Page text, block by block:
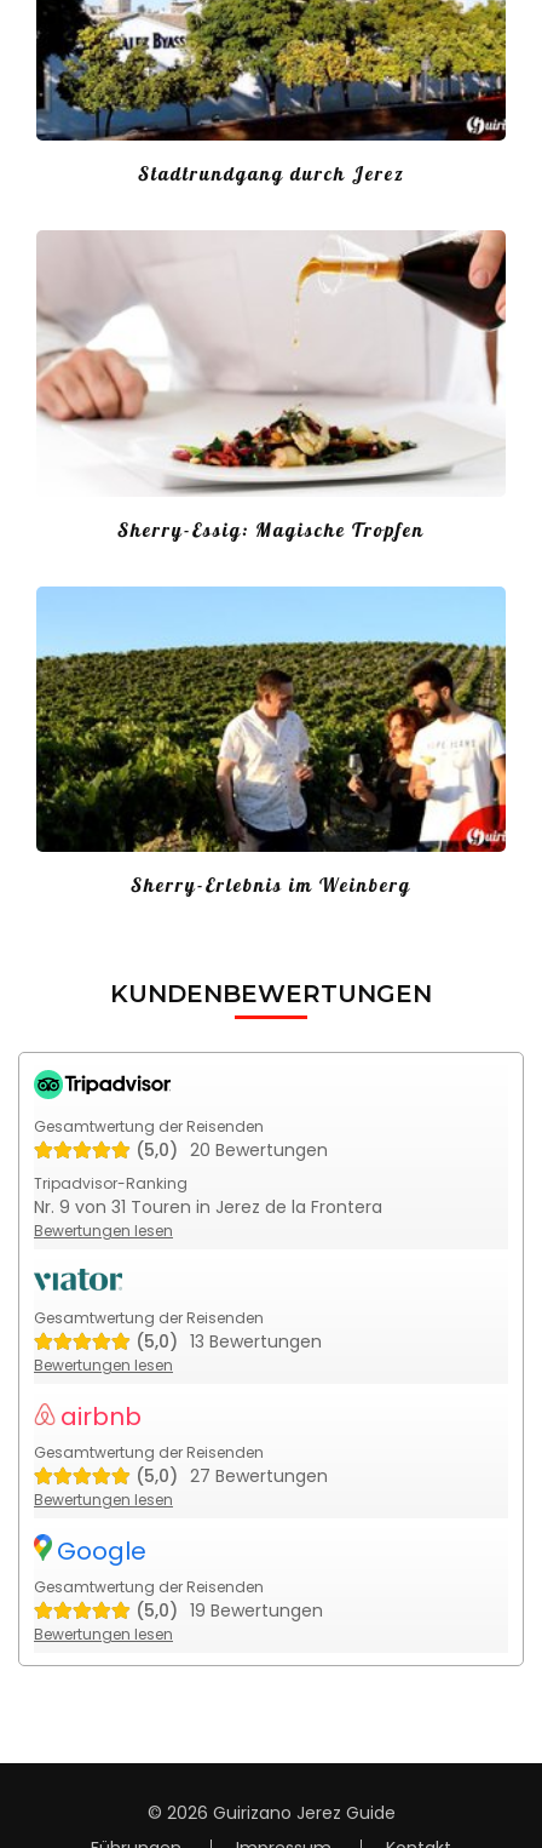
Stadtrundgang durch Jerez
Sherry-Essig: Magische Tropfen
Sherry-Erlebnis im Weinberg
KUNDENBEWERTUNGEN
Gesamtwertung der Reisenden
(5,0) 20 Bewertungen
Tripadvisor-Ranking
Nr. 9 von 31 Touren in Jerez de la Frontera
Bewertungen lesen
Gesamtwertung der Reisenden
(5,0) 13 Bewertungen
Bewertungen lesen
airbnb
Gesamtwertung der Reisenden
(5,0) 27 Bewertungen
Bewertungen lesen
Google
Gesamtwertung der Reisenden
(5,0) 19 Bewertungen
Bewertungen lesen
© 2026 Guirizano Jerez Guide